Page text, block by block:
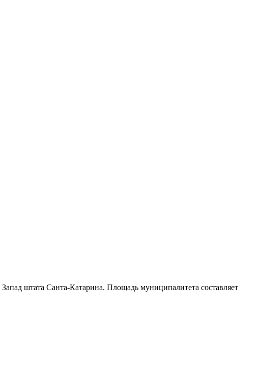
Запад штата Санта-Катарина. Площадь муниципалитета составляет